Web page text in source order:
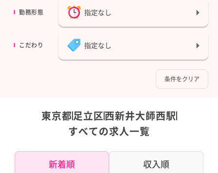
勤務形態 指定なし
こだわり 指定なし
条件をクリア
東京都足立区西新井大師西駅
すべての求人一覧
新着順 収入順